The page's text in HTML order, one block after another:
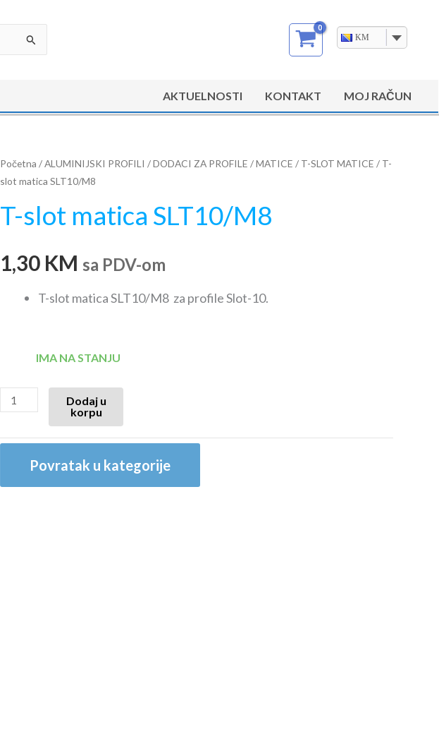
KM
AKTUELNOSTI KONTAKT MOJ RAČUN
Početna /ALUMINIJSKI PROFILI /DODACI ZA PROFILE /MATICE / T-SLOT MATICE / T-
slot matica SLT10/M8
T-slot matica SLT10/M8
1,30 KM sa PDV-om
T-slot matica SLT10/M8 za profile Slot-10.
IMA NA STANJU
T-
slot
SLT10/M8
Dodaj u
korpu
Povratak u kategorije